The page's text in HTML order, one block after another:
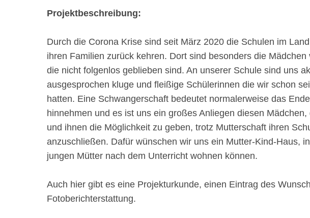
Projektbeschreibung:
Durch die Corona Krise sind seit März 2020 die Schulen im
ihren Familien zurück kehren. Dort sind besonders die
die nicht folgenlos geblieben sind. An unserer Schule sind uns
ausgesprochen kluge und fleißige Schülerinnen die wir schon
hatten. Eine Schwangerschaft bedeutet normalerweise das
hinnehmen und es ist uns ein großes Anliegen diesen
und ihnen die Möglichkeit zu geben, trotz Mutterschaft ihren
anzuschließen. Dafür wünschen wir uns ein Mutter-Kind-Haus,
jungen Mütter nach dem Unterricht wohnen können.
Auch hier gibt es eine Projekturkunde, einen Eintrag des
Fotoberichterstattung.